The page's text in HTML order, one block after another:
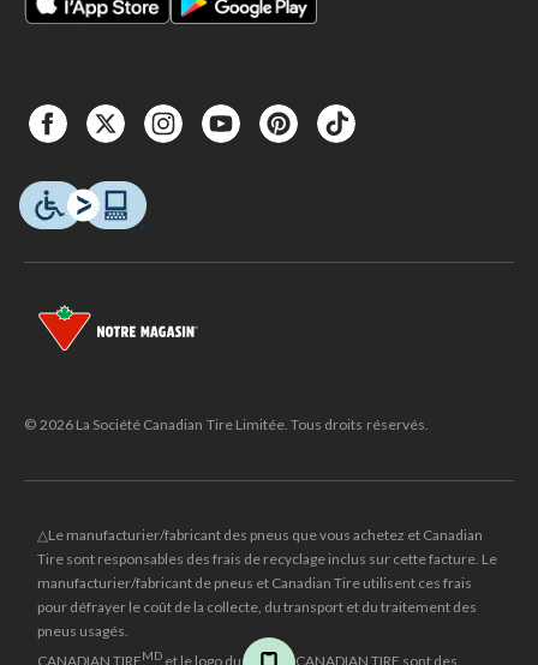
© 2026 La Société Canadian Tire Limitée. Tous droits réservés.
△Le manufacturier/fabricant des pneus que vous achetez et Canadian
Tire sont responsables des frais de recyclage inclus sur cette facture. Le
manufacturier/fabricant de pneus et Canadian Tire utilisent ces frais
pour défrayer le coût de la collecte, du transport et du traitement des
pneus usagés.
CANADIAN TIREMD et le logo du triangle CANADIAN TIRE sont des